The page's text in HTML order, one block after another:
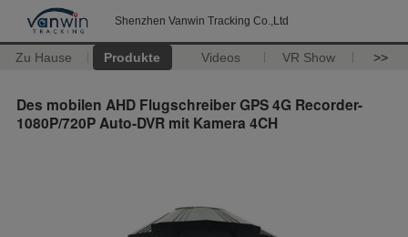
Shenzhen Vanwin Tracking Co.,Ltd
Zu Hause Produkte Videos VR Show >>
Des mobilen AHD Flugschreiber GPS 4G Recorder-
1080P/720P Auto-DVR mit Kamera 4CH